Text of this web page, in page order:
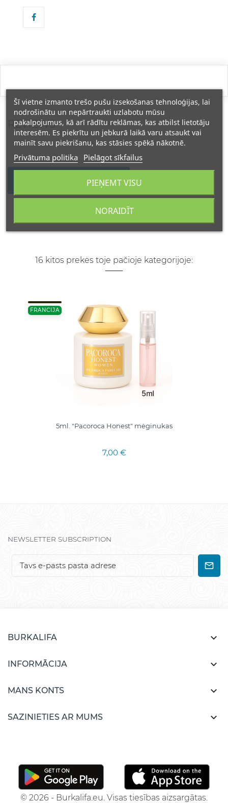
REVIEWS
WRITE YOUR REVIEW
16 kitos prekės toje pačioje kategorijoje:
FRANCIJA
5ml. "Pacoroca Honest" mėginukas
7,00 €
NEWSLETTER SUBSCRIPTION
BURKALIFA 
INFORMĀCIJA 
MANS KONTS 
SAZINIETIES AR MUMS 
© 2026 - Burkalifa.eu. Visas tiesības aizsargātas.
Šī vietne izmanto trešo pušu izsekošanas tehnoloģijas, lai
nodrošinātu un nepārtraukti uzlabotu mūsu
pakalpojumus, kā arī rādītu reklāmas, kas atbilst lietotāju
interesēm. Es piekrītu un jebkurā laikā varu atsaukt vai
mainīt savu piekrišanu, kas stāsies spēkā nākotnē.
Privātuma politika Pielāgot sīkfailus
NORAIDĪT
PIEŅEMT VISU